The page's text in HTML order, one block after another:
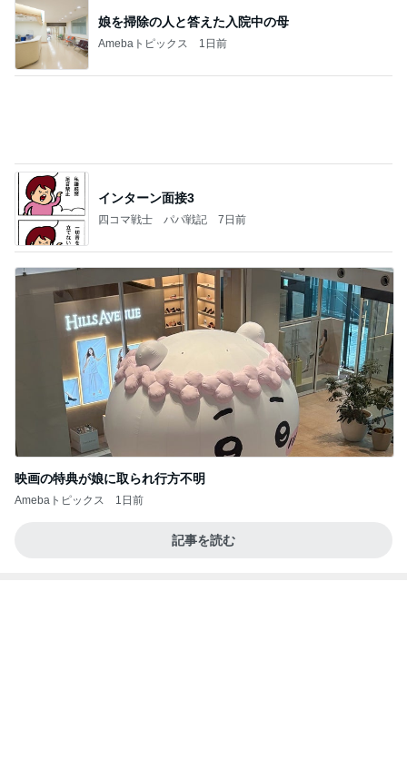
娘を掃除の人と答えた入院中の母
Amebaトピックス 1日前
インターン面接3
四コマ戦士 パパ戦記 7日前
映画の特典が娘に取られ行方不明
Amebaトピックス 1日前
記事を読む